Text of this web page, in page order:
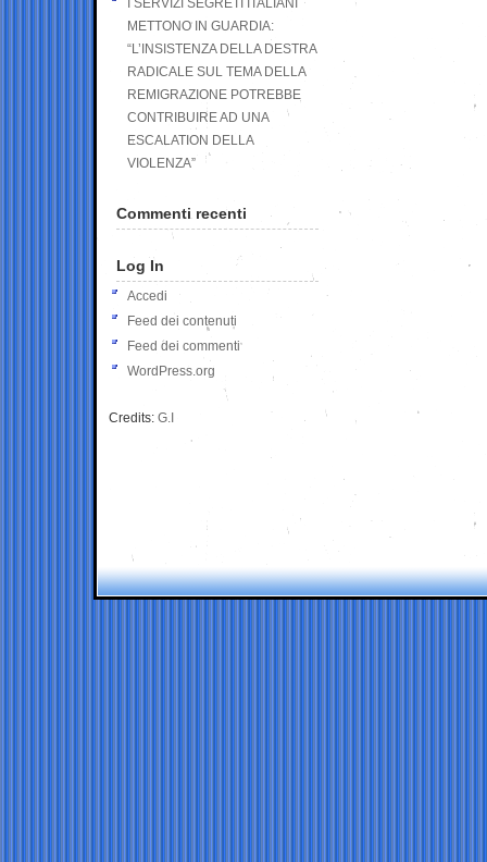
I SERVIZI SEGRETI ITALIANI
METTONO IN GUARDIA:
“L’INSISTENZA DELLA DESTRA
RADICALE SUL TEMA DELLA
REMIGRAZIONE POTREBBE
CONTRIBUIRE AD UNA
ESCALATION DELLA
VIOLENZA”
Commenti recenti
Log In
Accedi
Feed dei contenuti
Feed dei commenti
WordPress.org
Credits: G.I